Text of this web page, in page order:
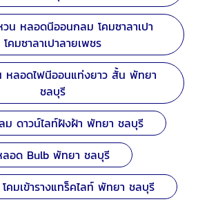
น หลอดนีออนกลม โคมซาลาเปา
โคมซาลาเปาลายเพชร
หลอดไฟนีออนแท่งยาว สั้น พัทยา
ชลบุรี
ม ดาวน์ไลท์ฝังฝ้า พัทยา ชลบุรี
ลอด Bulb พัทยา ชลบุรี
โคมเข้ารางแทร็คไลท์ พัทยา ชลบุรี